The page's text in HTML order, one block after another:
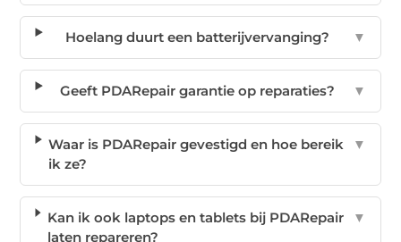
Hoelang duurt een batterijvervanging? ▼
Geeft PDARepair garantie op reparaties? ▼
Waar is PDARepair gevestigd en hoe bereik
ik ze?
▼
Kan ik ook laptops en tablets bij PDARepair
laten repareren?
▼